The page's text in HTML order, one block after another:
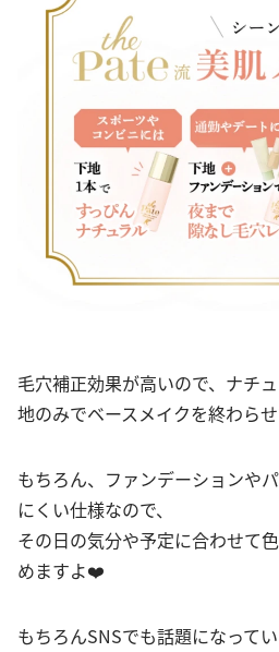
毛穴補正効果が高いので、ナチ
地のみでベースメイクを終わらせ
もちろん、ファンデーションや
にくい仕様なので、
その日の気分や予定に合わせて
めますよ❤️
もちろんSNSでも話題になって